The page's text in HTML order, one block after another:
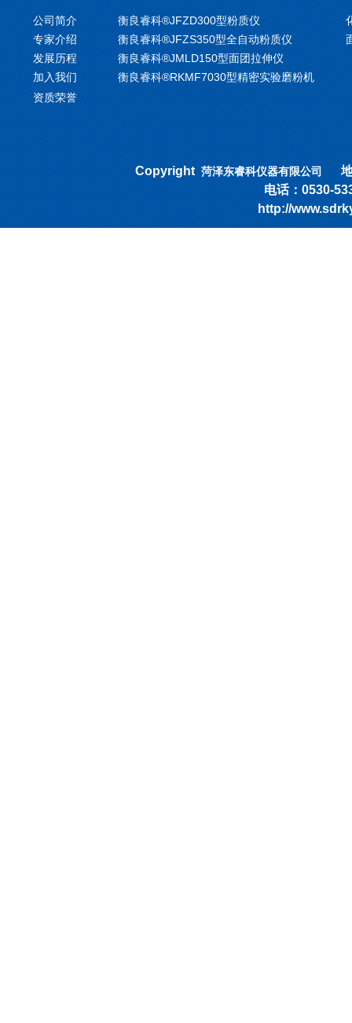
公司简介
专家介绍
发展历程
加入我们
资质荣誉
衡良睿科®JFZD300型粉质仪
衡良睿科®JFZS350型全自动粉质仪
衡良睿科®JMLD150型面团拉伸仪
衡良睿科®RKMF7030型精密实验磨粉机
Copyright 菏泽东睿科仪器有限公司
地
电话：0530-
http://